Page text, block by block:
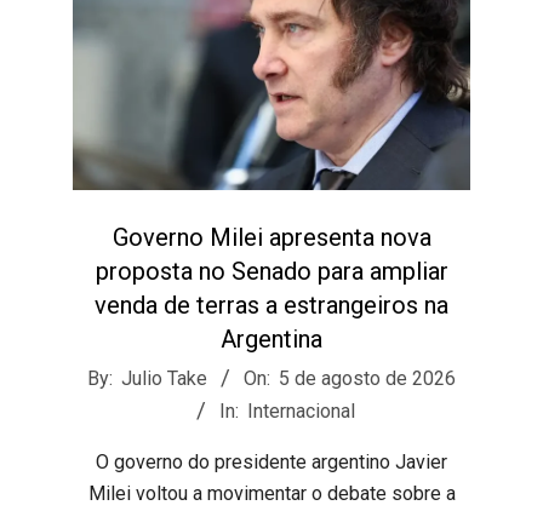
Governo Milei apresenta nova
proposta no Senado para ampliar
venda de terras a estrangeiros na
Argentina
2026-
By: Julio Take On: 5 de agosto de 2026
In: Internacional
​O governo do presidente argentino Javier
Milei voltou a movimentar o debate sobre a